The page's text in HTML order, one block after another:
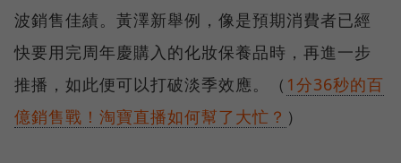
波銷售佳績。黃澤新舉例，像是預期消費者已經
快要用完周年慶購入的化妝保養品時，再進一步
推播，如此便可以打破淡季效應。（ 1分36秒的百
億銷售戰！淘寶直播如何幫了大忙？ ）